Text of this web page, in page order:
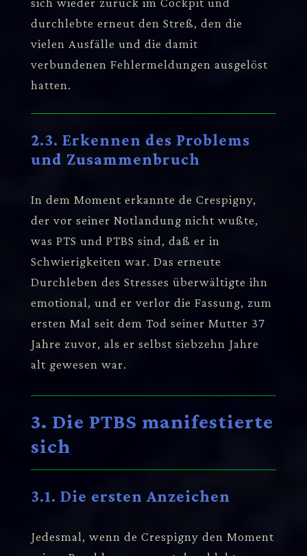
durchlebte erneut den Streß, den die
vielen Ausfälle und die damit
verbundenen Fehlermeldungen ausgelöst
hatten.
2.3. Erkennen des Problems
und Zusammenbruch
In dem Moment erkannte de Crespigny,
der vor seiner Notlandung nicht wußte,
was PTS und PTBS sind, daß er in
Schwierigkeiten war. Das erneute
Durchleben des Stresses überwältigte ihn
emotional, und er verlor die Fassung, zum
ersten Mal seit dem Tod seiner Mutter 37
Jahre zuvor, als er selbst siebzehn Jahre
alt gewesen war.
3. Die PTBS manifestierte
sich
3.1. Die ersten Anzeichen
Jedesmal, wenn de Crespigny den Moment